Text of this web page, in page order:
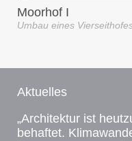
Moorhof I
Umbau eines
Aktuelles
„Architektur ist
behaftet.